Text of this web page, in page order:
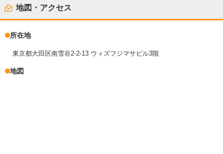
地図・アクセス
所在地
東京都大田区南雪谷2-2-13 ウィズフジマサビル3階
地図